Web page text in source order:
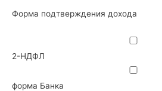
Форма подтверждения дохода
2-НДФЛ
форма Банка